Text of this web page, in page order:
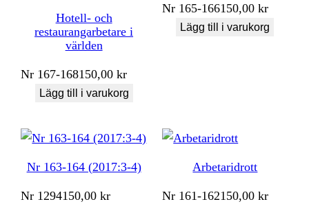
Hotell- och
restaurangarbetare i
världen
Nr 167-168150,00kr
Lägg till i varukorg
Nr 165-166150,00kr
Lägg till i varukorg
Nr 163-164 (2017:3-4)
Nr 1294150,00kr
Arbetaridrott
Nr 161-162150,00kr